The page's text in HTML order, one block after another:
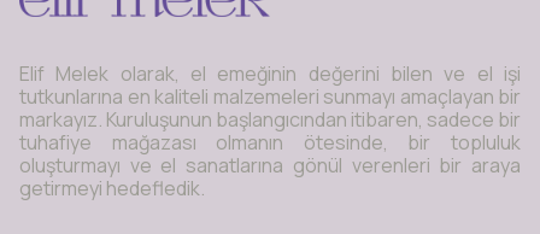
Elif Melek olarak, el emeğinin değerini bilen ve el işi
tutkunlarına en kaliteli malzemeleri sunmayı amaçlayan bir
markayız. Kuruluşunun başlangıcından itibaren, sadece bir
tuhafiye mağazası olmanın ötesinde, bir topluluk
oluşturmayı ve el sanatlarına gönül verenleri bir araya
getirmeyi hedefledik.